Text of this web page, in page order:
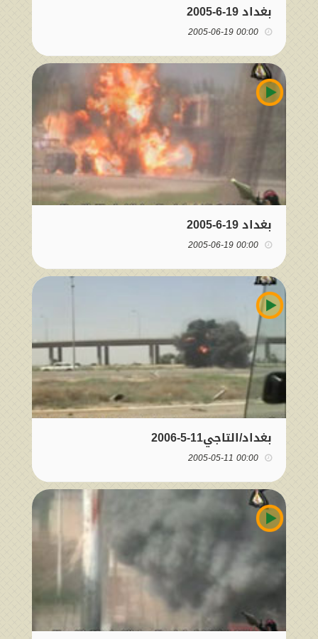
بغداد 19-6-2005
00:00 2005-06-19
بغداد 19-6-2005
00:00 2005-06-19
بغداد/التاجي11-5-2006
00:00 2005-05-11